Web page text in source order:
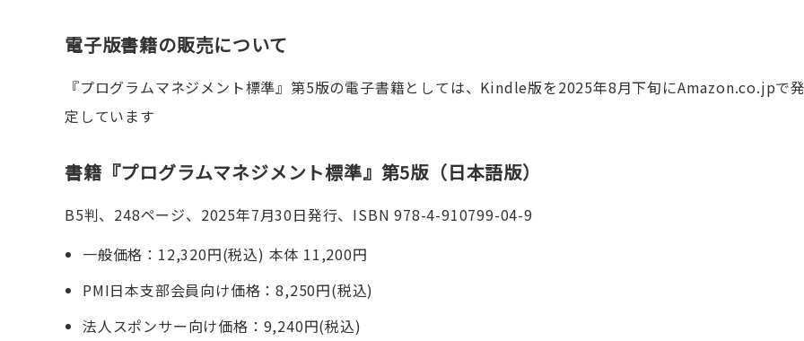
電子版書籍の販売について
『プログラムマネジメント標準』第5版の電子書籍としては、Kindle版を2025年8月下旬にAmazon.co.jpで
定しています
書籍『プログラムマネジメント標準』第5版（日本語版）
B5判、248ページ、2025年7月30日発行、ISBN 978-4-910799-04-9
一般価格：12,320円(税込) 本体 11,200円
PMI日本支部会員向け価格：8,250円(税込)
法人スポンサー向け価格：9,240円(税込)